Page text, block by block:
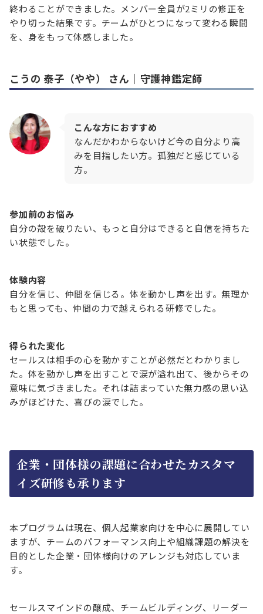
終わることができました。メンバー全員が2ミリの修正を
やり切った結果です。チームがひとつになって変わる瞬間
を、身をもって体感しました。
こうの 泰子（やや） さん｜守護神鑑定師
こんな方におすすめ
なんだかわからないけど今の自分より高
みを目指したい方。孤独だと感じている
方。
参加前のお悩み
自分の殻を破りたい、もっと自分はできると自信を持ちた
い状態でした。
体験内容
自分を信じ、仲間を信じる。体を動かし声を出す。無理か
もと思っても、仲間の力で越えられる研修でした。
得られた変化
セールスは相手の心を動かすことが必然だとわかりまし
た。体を動かし声を出すことで涙が溢れ出て、後からその
意味に気づきました。それは詰まっていた無力感の思い込
みがほどけた、喜びの涙でした。
企業・団体様の課題に合わせたカスタマ
イズ研修も承ります
本プログラムは現在、個人起業家向けを中心に展開してい
ますが、チームのパフォーマンス向上や組織課題の解決を
目的とした企業・団体様向けのアレンジも対応していま
す。
セールスマインドの醸成、チームビルディング、リーダー